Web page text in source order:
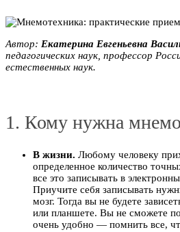
Автор: Eкатepинa Eвгеньeвнa
педагогических наук, профессор
естественных наук.
1. Кому нужна
В жизни. Любому человеку
определенное количество
все это записывать в
Приучите себя записывать
мозг. Тогда вы не будете
или планшете. Вы не сможете
очень удобно — помнить все,